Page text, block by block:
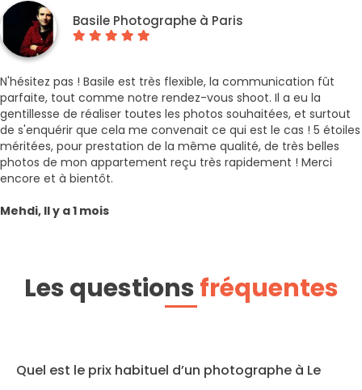
Basile Photographe à Paris
N'hésitez pas ! Basile est très flexible, la communication fût
parfaite, tout comme notre rendez-vous shoot. Il a eu la
gentillesse de réaliser toutes les photos souhaitées, et surtout
de s'enquérir que cela me convenait ce qui est le cas ! 5 étoiles
méritées, pour prestation de la même qualité, de très belles
photos de mon appartement reçu très rapidement ! Merci
encore et à bientôt.
Mehdi, Il y a 1 mois
Les questionsfréquentes
Quel est le prix habituel d’un photographe à Le